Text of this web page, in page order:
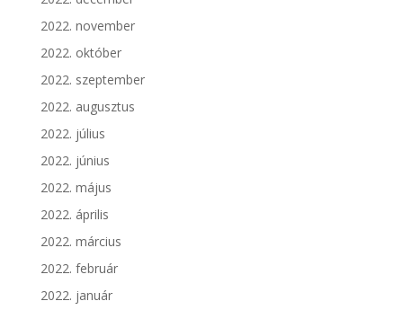
2022. november
2022. október
2022. szeptember
2022. augusztus
2022. július
2022. június
2022. május
2022. április
2022. március
2022. február
2022. január